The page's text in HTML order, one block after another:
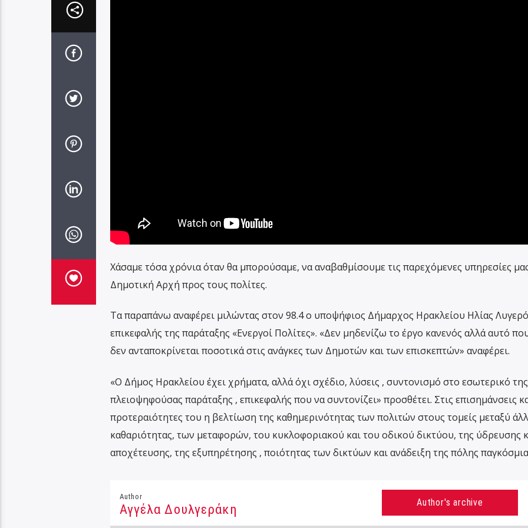
Χάσαμε τόσα χρόνια όταν θα μπορούσαμε, να αναβαθμίσουμε τις παρεχόμενες υπηρεσίες
Δημοτική Αρχή προς τους πολίτες.
Τα παραπάνω αναφέρει μιλώντας στον 98.4 ο υποψήφιος Δήμαρχος Ηρακλείου Ηλίας
επικεφαλής της παράταξης «Ενεργοί Πολίτες». «Δεν μηδενίζω το έργο κανενός αλλά αυτό
δεν ανταποκρίνεται ποσοτικά στις ανάγκες των Δημοτών και των επισκεπτών» αναφέρει.
«Ο Δήμος Ηρακλείου έχει χρήματα, αλλά όχι σχέδιο, λύσεις , συντονισμό στο εσωτερικό της
πλειοψηφούσας παράταξης , επικεφαλής που να συντονίζει» προσθέτει. Στις επισημάνσεις
προτεραιότητες του η βελτίωση της καθημερινότητας των πολιτών στους τομείς μεταξύ
καθαριότητας, των μεταφορών, του κυκλοφοριακού και του οδικού δικτύου, της ύδρευσης
αποχέτευσης, της εξυπηρέτησης , ποιότητας των δικτύων και ανάδειξη της πόλης
Author
Αγγέλα Δουλγεράκη Author's archive